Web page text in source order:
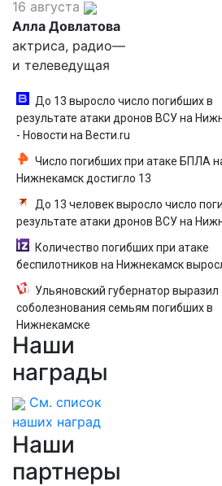
16 августа
Алла Довлатова
актриса, радио—
и телеведущая
До 13 выросло число погибших в
результате атаки дронов ВСУ на
- Новости на Вести.ru
Число погибших при атаке БПЛА
Нижнекамск достигло 13
До 13 человек выросло число
результате атаки дронов ВСУ на
Количество погибших при атаке
беспилотников на Нижнекамск
Ульяновский губернатор выразил
соболезнования семьям погибших в
Нижнекамске
Наши
награды
См. список
наших наград
Наши
партнеры